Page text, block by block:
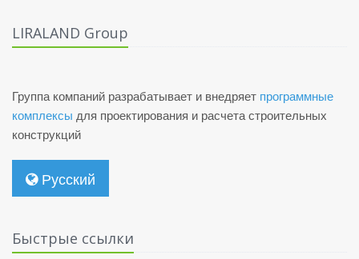
LIRALAND Group
Группа компаний разрабатывает и внедряет программные
комплексы для проектирования и расчета строительных
конструкций
Русский
Быстрые ссылки